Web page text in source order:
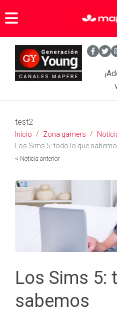
- Entrevistas Gamers
- Equipamiento Gaming
Agenda Sports
Noticias Videojuegos
- Juegos
- Series
- Comics
Tecnología
- Móviles y tabletas
- Más tecnología
Asegura tus objetos personales
Seguros Hogar
Seguros Motor
Seguros Salud
BLOGS MAPFRE
Motor
SERVICIOS
test2
Inicio Zona gamers
Los Sims 5: todo lo que
< Noticia anterior
Los Sims 5:
sabemos